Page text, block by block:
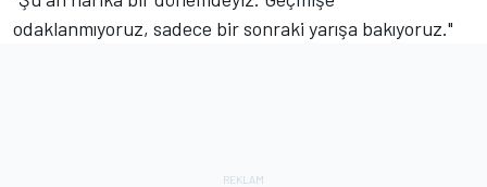
odaklanmıyoruz, sadece bir sonraki yarışa bakıyoruz."